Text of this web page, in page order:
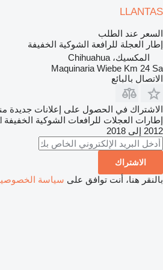
LLANTAS
السعر عند الطلب
إطار العجلة للرافعة الشوكية الخفيفة
المكسيك، Chihuahua
Maquinaria Wiebe Km 24 Sa
الاتصال بالبائع
الاشتراك في الحصول على إعلانات جديدة
إطارات العجلات للرافعات الشوكية الخفيفة
2012 إلى 2018
الاشتراك
بالنقر هنا، أنت توافق على سياسة